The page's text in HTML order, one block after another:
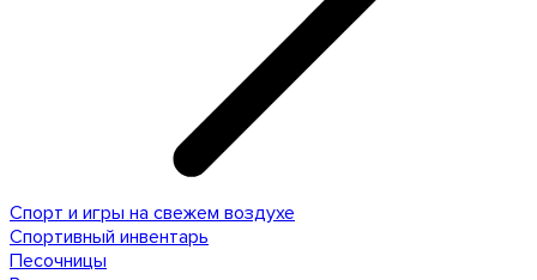
Спорт и игры на свежем воздухе
Спортивный инвентарь
Песочницы